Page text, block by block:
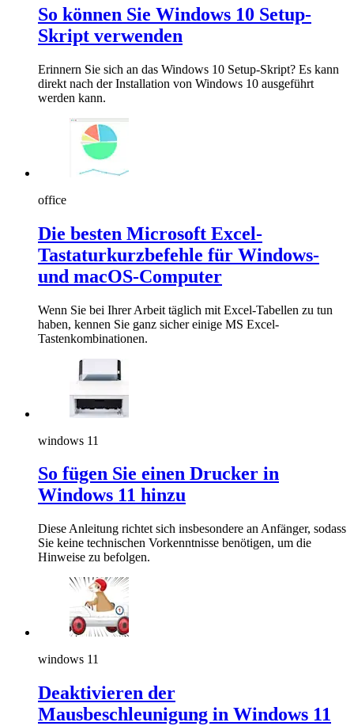
So können Sie Windows 10 Setup-
Skript verwenden
Erinnern Sie sich an das Windows 10 Setup-Skript? Es kann
direkt nach der Installation von Windows 10 ausgeführt
werden kann.
office
Die besten Microsoft Excel-
Tastaturkurzbefehle für Windows-
und macOS-Computer
Wenn Sie bei Ihrer Arbeit täglich mit Excel-Tabellen zu tun
haben, kennen Sie ganz sicher einige MS Excel-
Tastenkombinationen.
windows 11
So fügen Sie einen Drucker in
Windows 11 hinzu
Diese Anleitung richtet sich insbesondere an Anfänger, sodass
Sie keine technischen Vorkenntnisse benötigen, um die
Hinweise zu befolgen.
windows 11
Deaktivieren der
Mausbeschleunigung in Windows 11